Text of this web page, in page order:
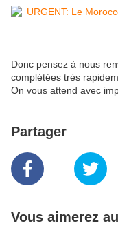
Donc pensez à nous
complétées très
On vous attend avec
Partager
Vous aimerez